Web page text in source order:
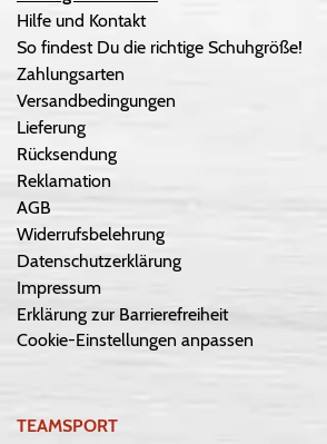
Hilfe und Kontakt
So findest Du die richtige Schuhgröße!
Zahlungsarten
Versandbedingungen
Lieferung
Rücksendung
Reklamation
AGB
Widerrufsbelehrung
Datenschutzerklärung
Impressum
Erklärung zur Barrierefreiheit
Cookie-Einstellungen anpassen
TEAMSPORT